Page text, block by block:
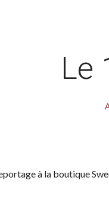
Le
à la boutique